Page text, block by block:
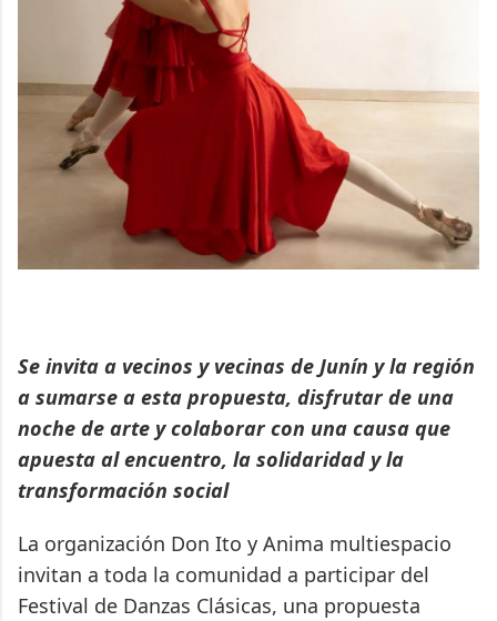
Se invita a vecinos y vecinas de Junín y la región
a sumarse a esta propuesta, disfrutar de una
noche de arte y colaborar con una causa que
apuesta al encuentro, la solidaridad y la
transformación social
La organización Don Ito y Anima multiespacio
invitan a toda la comunidad a participar del
Festival de Danzas Clásicas, una propuesta